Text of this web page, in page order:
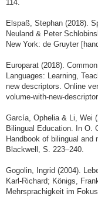
114.
Elspaß, Stephan (2018).
Neuland & Peter
New York: de Gruyter
Europarat (2018).
Languages: Learning,
new descriptors. Online
volume-with-new-
García, Ophelia & Li, Wei
Bilingual Education. In O.
Handbook of bilingual
Blackwell, S. 223–240.
Gogolin, Ingrid (2004).
Karl-Richard; Königs,
Mehrsprachigkeit im